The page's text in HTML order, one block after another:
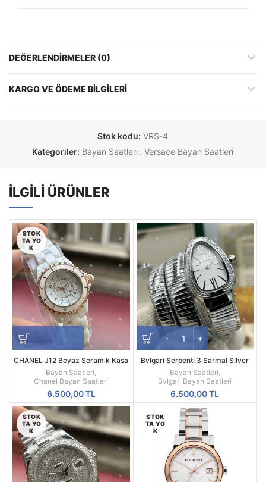
DEĞERLENDIRMELER (0)
KARGO VE ÖDEME BILGILERI
Stok kodu: VRS-4
Kategoriler: Bayan Saatleri, Versace Bayan Saatleri
İLGILI ÜRÜNLER
STOK
TA YO
K
CHANEL J12 Beyaz Seramik Kasa
Ve Kordon Bayan Saati
Bayan Saatleri,
Chanel Bayan Saatleri
6.500,00TL
Bvlgari Serpenti 3 Sarmal Silver
Taşlı
Bayan Saatleri,
Bvlgari Bayan Saatleri
6.500,00TL
STOK
TA YO
K
STOK
TA YO
K